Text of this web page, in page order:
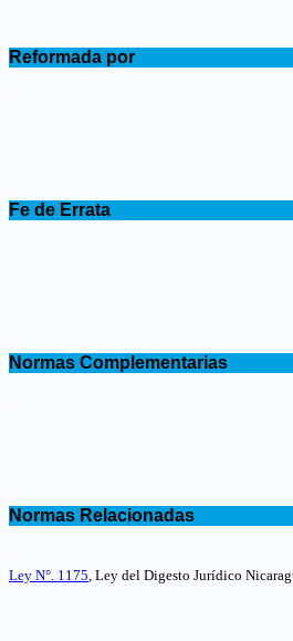
Reformada por
Fe de Errata
Normas Complementarias
Normas Relacionadas
Ley N°. 1175, Ley del Digesto Jurídico